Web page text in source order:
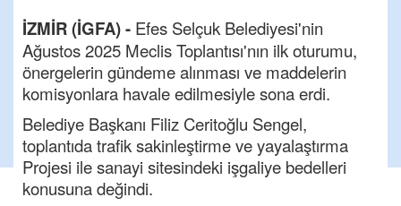
İZMİR (İGFA) - Efes Selçuk Belediyesi'nin
Ağustos 2025 Meclis Toplantısı'nın ilk oturumu,
önergelerin gündeme alınması ve maddelerin
komisyonlara havale edilmesiyle sona erdi.
Belediye Başkanı Filiz Ceritoğlu Sengel,
toplantıda trafik sakinleştirme ve yayalaştırma
Projesi ile sanayi sitesindeki işgaliye bedelleri
konusuna değindi.